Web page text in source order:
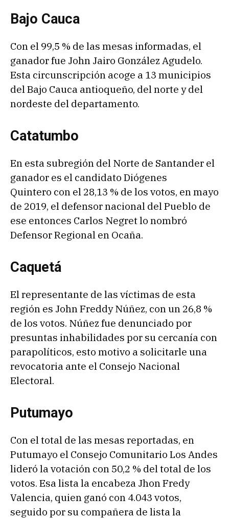
Bajo Cauca
Con el 99,5 % de las mesas informadas, el
ganador fue John Jairo González Agudelo.
Esta circunscripción acoge a 13 municipios
del Bajo Cauca antioqueño, del norte y del
nordeste del departamento.
Catatumbo
En esta subregión del Norte de Santander el
ganador es el candidato Diógenes
Quintero con el 28,13 % de los votos, en mayo
de 2019, el defensor nacional del Pueblo de
ese entonces Carlos Negret lo nombró
Defensor Regional en Ocaña.
Caquetá
El representante de las víctimas de esta
región es John Freddy Núñez, con un 26,8 %
de los votos. Núñez fue denunciado por
presuntas inhabilidades por su cercanía con
parapolíticos, esto motivo a solicitarle una
revocatoria ante el Consejo Nacional
Electoral.
Putumayo
Con el total de las mesas reportadas, en
Putumayo el Consejo Comunitario Los Andes
lideró la votación con 50,2 % del total de los
votos. Esa lista la encabeza Jhon Fredy
Valencia, quien ganó con 4.043 votos,
seguido por su compañera de lista la